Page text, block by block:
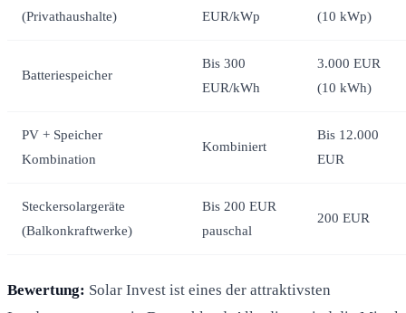
(Privathaushalte)
EUR/kWp
(10 kWp)
Batteriespeicher
Bis 300
EUR/kWh
3.000 EUR
(10 kWh)
PV + Speicher
Kombination
Kombiniert
Bis 12.000
EUR
Steckersolargeräte
(Balkonkraftwerke)
Bis 200 EUR
pauschal
200 EUR
Bewertung: Solar Invest ist eines der attraktivsten